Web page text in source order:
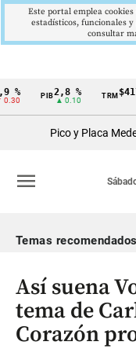
Cintillo
Colombia
PIB2,8 %
▲ 0.10
TRM
▲
Pico y Placa
menu
Temas recomendados
Así suena
tema de
Corazón
Este portal emplea
estadísticos, funcionales
consultar